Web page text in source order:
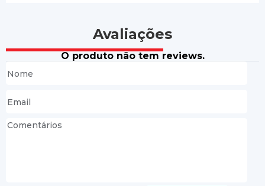
Avaliações
O produto não tem reviews.